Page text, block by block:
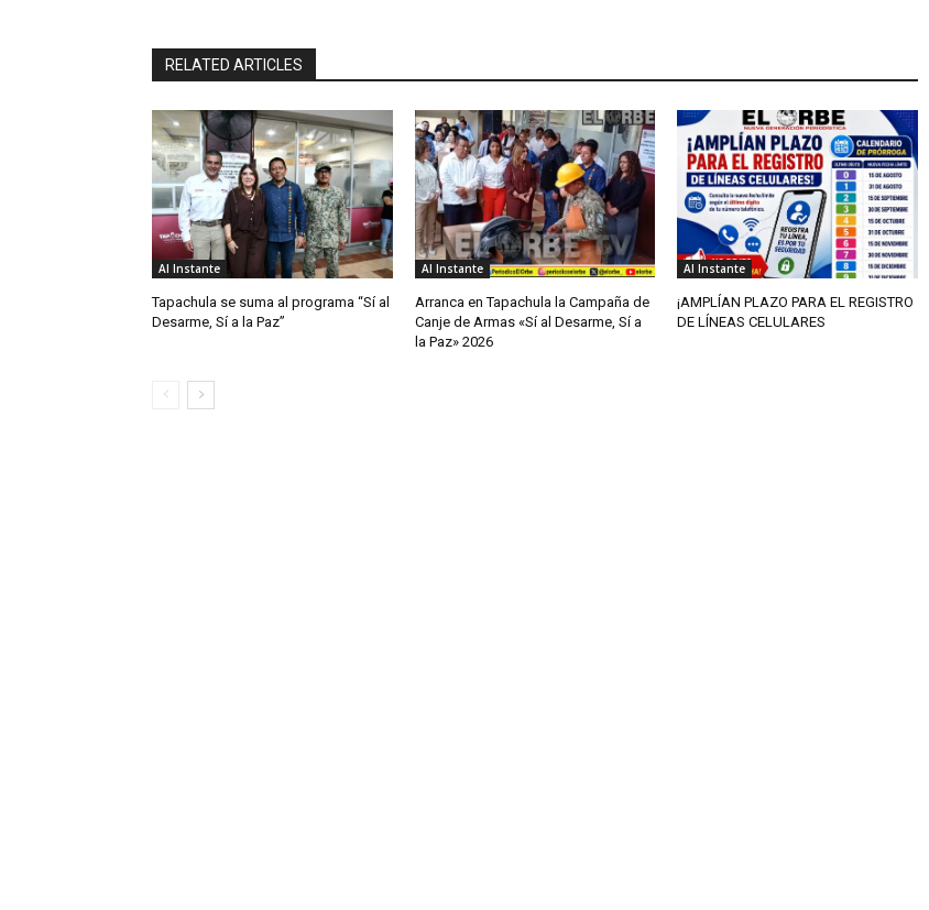
RELATED ARTICLES
Al Instante
Tapachula se suma al programa “Sí al
Desarme, Sí a la Paz”
Al Instante
Arranca en Tapachula la Campaña de
Canje de Armas «Sí al Desarme, Sí a
la Paz» 2026
Al Instante
¡AMPLÍAN PLAZO PARA EL REGISTRO
DE LÍNEAS CELULARES